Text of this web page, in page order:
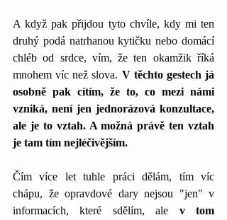
A když pak přijdou tyto chvíle, kdy mi ten
druhý podá natrhanou kytičku nebo domácí
chléb od srdce, vím, že ten okamžik říká
mnohem víc než slova. V těchto gestech já
osobně pak cítím, že to, co mezi námi
vzniká, není jen jednorázová konzultace,
ale je to vztah. A možná právě ten vztah
je tam tím nejléčivějším.
Čím více let tuhle práci dělám, tím víc
chápu, že opravdové dary nejsou "jen" v
informacích, které sdělím, ale v tom